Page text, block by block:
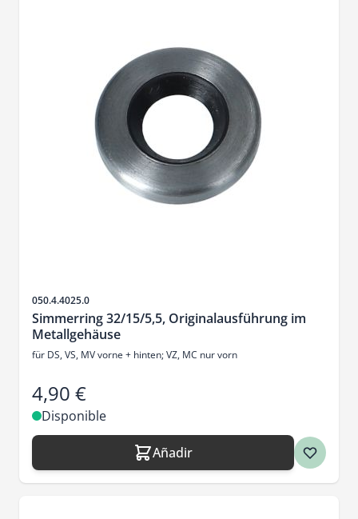
SKU
050.4.4025.0
Simmerring 32/15/5,5, Originalausführung im
Metallgehäuse
für DS, VS, MV vorne + hinten; VZ, MC nur vorn
4,90 €
Disponible
Añadir